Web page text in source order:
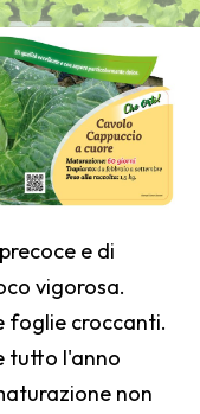
e di
vigorosa.
foglie croccanti.
tutto l'anno
non